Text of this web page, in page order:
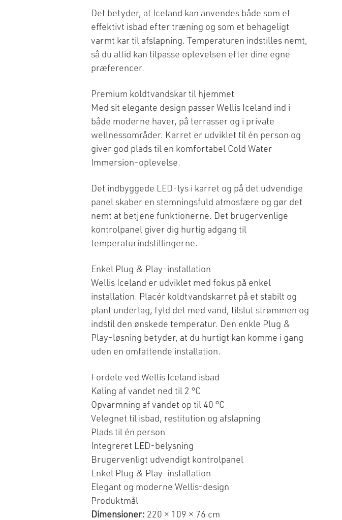
Det betyder, at Iceland kan anvendes både som et
effektivt isbad efter træning og som et behageligt
varmt kar til afslapning. Temperaturen indstilles nemt,
så du altid kan tilpasse oplevelsen efter dine egne
præferencer.
Premium koldtvandskar til hjemmet
Med sit elegante design passer Wellis Iceland ind i
både moderne haver, på terrasser og i private
wellnessområder. Karret er udviklet til én person og
giver god plads til en komfortabel Cold Water
Immersion-oplevelse.
Det indbyggede LED-lys i karret og på det udvendige
panel skaber en stemningsfuld atmosfære og gør det
nemt at betjene funktionerne. Det brugervenlige
kontrolpanel giver dig hurtig adgang til
temperaturindstillingerne.
Enkel Plug & Play-installation
Wellis Iceland er udviklet med fokus på enkel
installation. Placér koldtvandskarret på et stabilt og
plant underlag, fyld det med vand, tilslut strømmen og
indstil den ønskede temperatur. Den enkle Plug &
Play-løsning betyder, at du hurtigt kan komme i gang
uden en omfattende installation.
Fordele ved Wellis Iceland isbad
Køling af vandet ned til 2 °C
Opvarmning af vandet op til 40 °C
Velegnet til isbad, restitution og afslapning
Plads til én person
Integreret LED-belysning
Brugervenligt udvendigt kontrolpanel
Enkel Plug & Play-installation
Elegant og moderne Wellis-design
Produktmål
Dimensioner: 220 × 109 × 76 cm